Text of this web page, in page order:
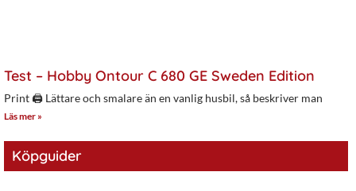
Test – Hobby Ontour C 680 GE Sweden Edition
Print 🖨 Lättare och smalare än en vanlig husbil, så beskriver man
Läs mer »
Köpguider